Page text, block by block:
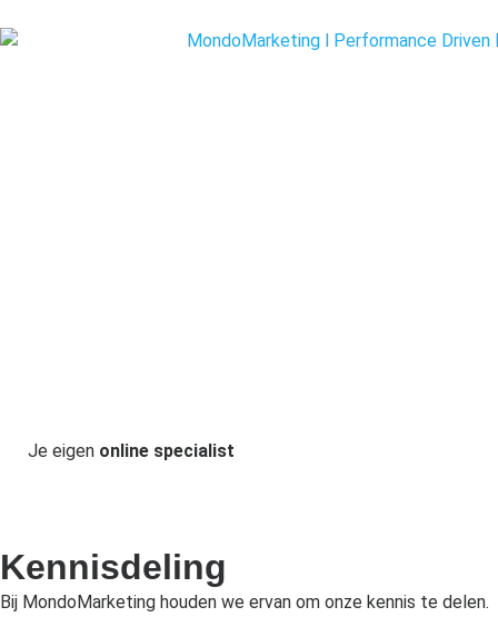
Je eigen online specialist
Kennisdeling
Bij MondoMarketing houden we ervan om onze kennis te delen.